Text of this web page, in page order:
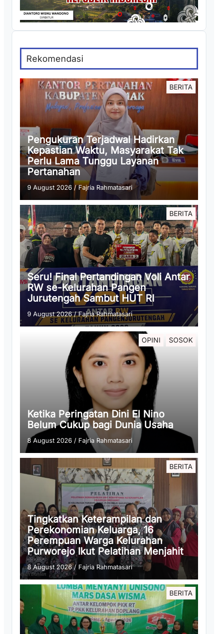
Rekomendasi
BERITA
Pengukuran Terjadwal Hadirkan
Kepastian Waktu, Masyarakat Tak
Perlu Lama Tunggu Layanan
Pertanahan
9 August 2026 /Fajria Rahmatasari
BERITA
Seru! Final Pertandingan Voli Antar
RW se-Kelurahan Pangen
Jurutengah Sambut HUT RI
9 August 2026/Fajria Rahmatasari
OPINI SOSOK
Ketika Peringatan Dini El Nino
Belum Cukup bagi Dunia Usaha
8 August 2026 / Fajria Rahmatasari
BERITA
Tingkatkan Keterampilan dan
Perekonomian Keluarga, 16
Perempuan Warga Kelurahan
Purworejo Ikut Pelatihan Menjahit
8 August 2026/ Fajria Rahmatasari
BERITA